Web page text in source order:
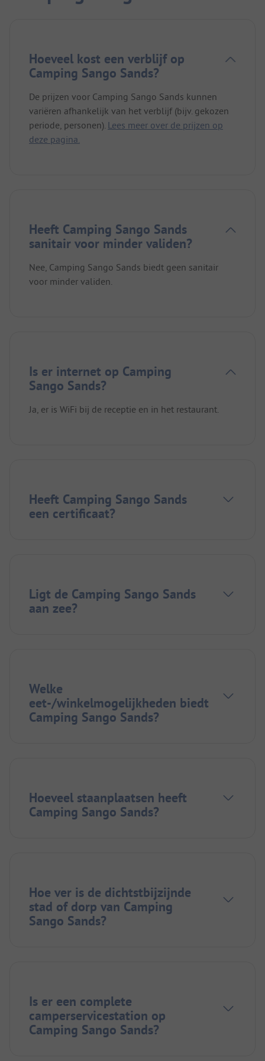
Hoeveel kost een verblijf op
Camping Sango Sands?
De prijzen voor Camping Sango Sands kunnen
variëren afhankelijk van het verblijf (bijv. gekozen
periode, personen). Lees meer over de prijzen op
deze pagina.
Heeft Camping Sango Sands
sanitair voor minder validen?
Nee, Camping Sango Sands biedt geen sanitair
voor minder validen.
Is er internet op Camping
Sango Sands?
Ja, er is WiFi bij de receptie en in het restaurant.
Heeft Camping Sango Sands
een certificaat?
Ligt de Camping Sango Sands
aan zee?
Welke
eet-/winkelmogelijkheden biedt
Camping Sango Sands?
Hoeveel staanplaatsen heeft
Camping Sango Sands?
Hoe ver is de dichtstbijzijnde
stad of dorp van Camping
Sango Sands?
Is er een complete
camperservicestation op
Camping Sango Sands?